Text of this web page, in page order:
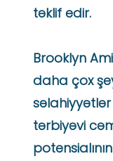
təklif edir.
Brooklyn
daha çox
tərbiyəvi